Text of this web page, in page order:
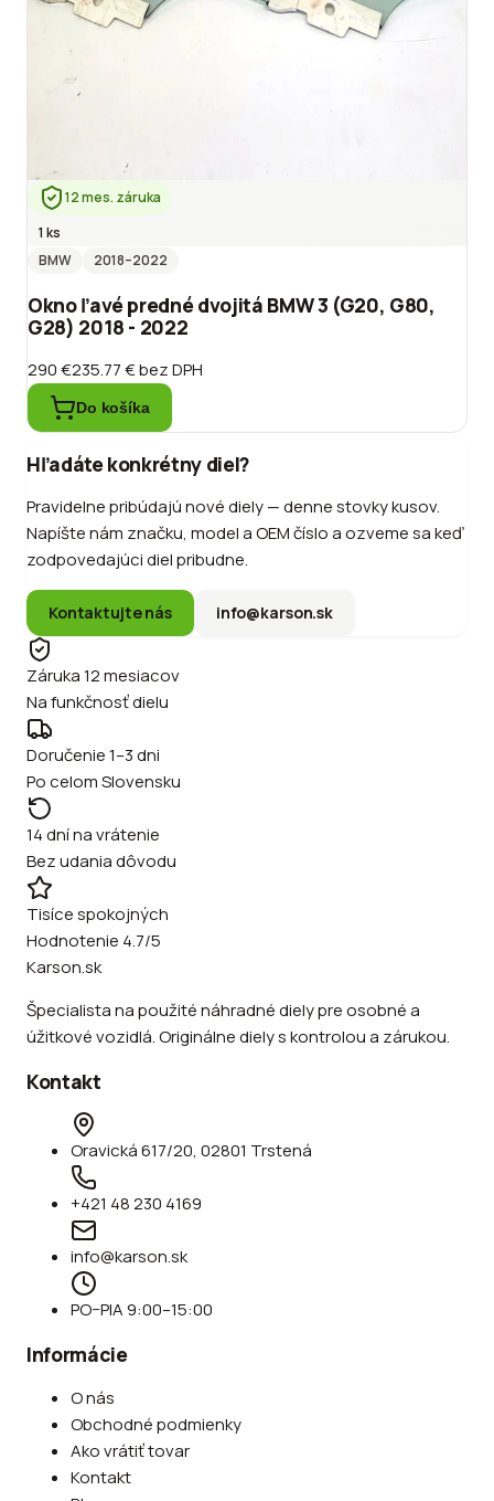
12 mes. záruka
1 ks
BMW
2018–2022
Okno ľavé predné dvojitá BMW 3 (G20, G80,
G28) 2018 - 2022
290 €235.77 €bez DPH
Do košíka
Hľadáte konkrétny diel?
Pravidelne pribúdajú nové diely — denne stovky kusov.
Napíšte nám značku, model a OEM číslo a ozveme sa keď
zodpovedajúci diel pribudne.
Kontaktujte nás info@karson.sk
Záruka 12 mesiacov
Na funkčnosť dielu
Doručenie 1–3 dni
Po celom Slovensku
14 dní na vrátenie
Bez udania dôvodu
Tisíce spokojných
Hodnotenie 4.7/5
Karson.sk
Špecialista na použité náhradné diely pre osobné a
úžitkové vozidlá. Originálne diely s kontrolou a zárukou.
Kontakt
Oravická 617/20, 02801 Trstená
+421 48 230 4169
info@karson.sk
PO–PIA 9:00–15:00
Informácie
O nás
Obchodné podmienky
Ako vrátiť tovar
Kontakt